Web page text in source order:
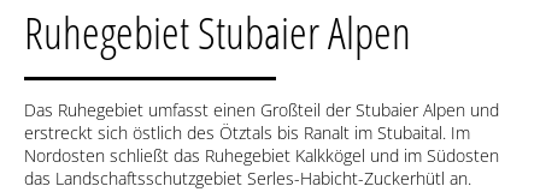
Ruhegebiet Stubaier Alpen
Das Ruhegebiet umfasst einen Großteil der Stubaier Alpen und
erstreckt sich östlich des Ötztals bis Ranalt im Stubaital. Im
Nordosten schließt das Ruhegebiet Kalkkögel und im Südosten
das Landschaftsschutzgebiet Serles-Habicht-Zuckerhütl an.